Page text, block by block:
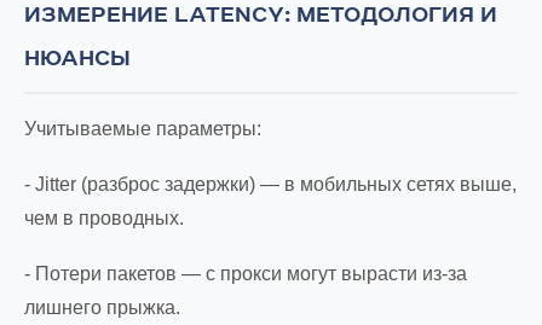
ИЗМЕРЕНИЕ LATENCY: МЕТОДОЛОГИЯ И
НЮАНСЫ
Учитываемые параметры:
- Jitter (разброс задержки) — в мобильных сетях выше,
чем в проводных.
- Потери пакетов — с прокси могут вырасти из-за
лишнего прыжка.